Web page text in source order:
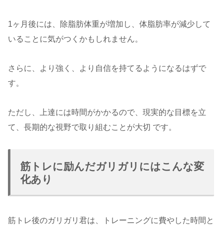
1ヶ月後には、除脂肪体重が増加し、体脂肪率が減少して
いることに気がつくかもしれません。
さらに、より強く、より自信を持てるようになるはずで
す。
ただし、上達には時間がかかるので、現実的な目標を立
て、長期的な視野で取り組むことが大切 です。
筋トレに励んだガリガリにはこんな変
化あり
筋トレ後のガリガリ君は、トレーニングに費やした時間と